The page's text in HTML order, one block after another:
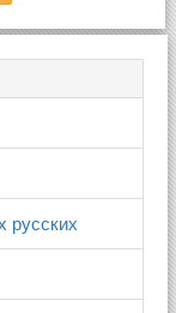
русских